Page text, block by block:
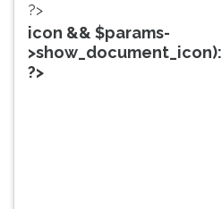
leitor
pausar
?>
icon && $params-
>show_document_icon):
?>